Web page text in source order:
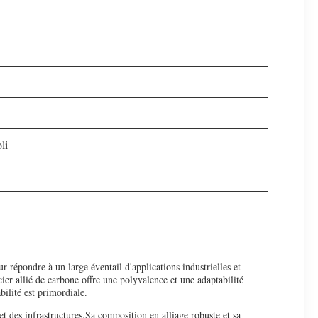
répondre à un large éventail d'applications industrielles et
allié de carbone offre une polyvalence et une adaptabilité
est primordiale.
des infrastructures.Sa composition en alliage robuste et sa